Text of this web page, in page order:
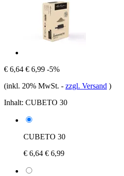
€ 6,64 € 6,99 -5%
(inkl. 20% MwSt. - zzgl. Versand )
Inhalt: CUBETO 30
CUBETO 30
€ 6,64 € 6,99